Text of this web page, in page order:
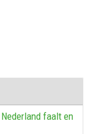
faalt en